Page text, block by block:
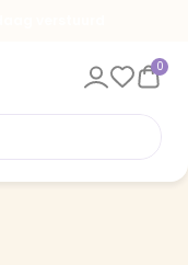
0